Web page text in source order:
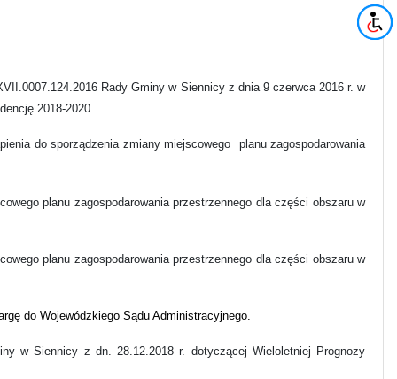
Rady Gminy w Siennicy z dnia 9 czerwca 2016 r. w
2018-2020
do sporządzenia zmiany miejscowego planu zagospodarowania
planu zagospodarowania przestrzennego dla części obszaru w
planu zagospodarowania przestrzennego dla części obszaru w
do Wojewódzkiego Sądu Administracyjnego.
w Siennicy z dn. 28.12.2018 r. dotyczącej Wieloletniej Prognozy